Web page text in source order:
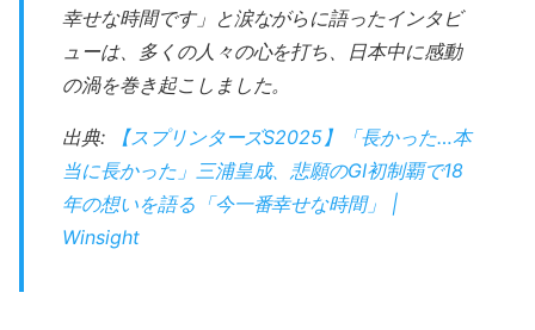
幸せな時間です」と涙ながらに語ったインタビ
ューは、多くの人々の心を打ち、日本中に感動
の渦を巻き起こしました。
出典:
【スプリンターズS2025】「長かった…本
当に長かった」三浦皇成、悲願のGI初制覇で18
年の想いを語る「今一番幸せな時間」 |
Winsight